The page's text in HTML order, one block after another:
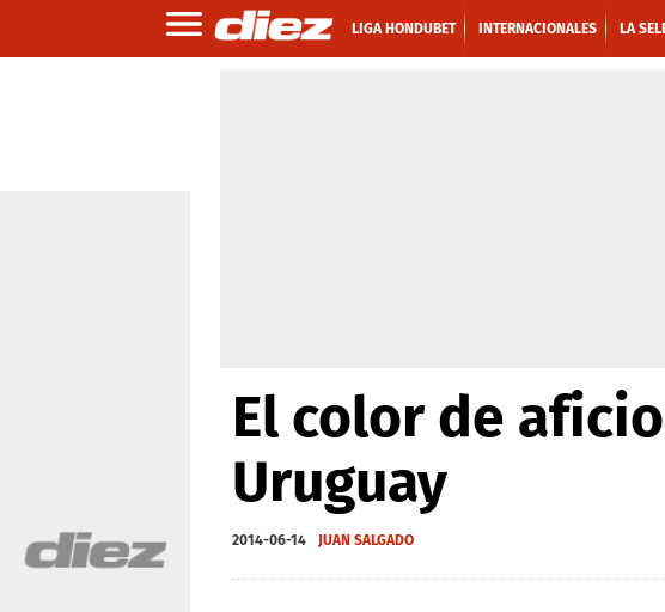
LIGA HONDUBET INTERNACIONALES LA
El color de
Uruguay
2014-06-14 JUAN SALGADO